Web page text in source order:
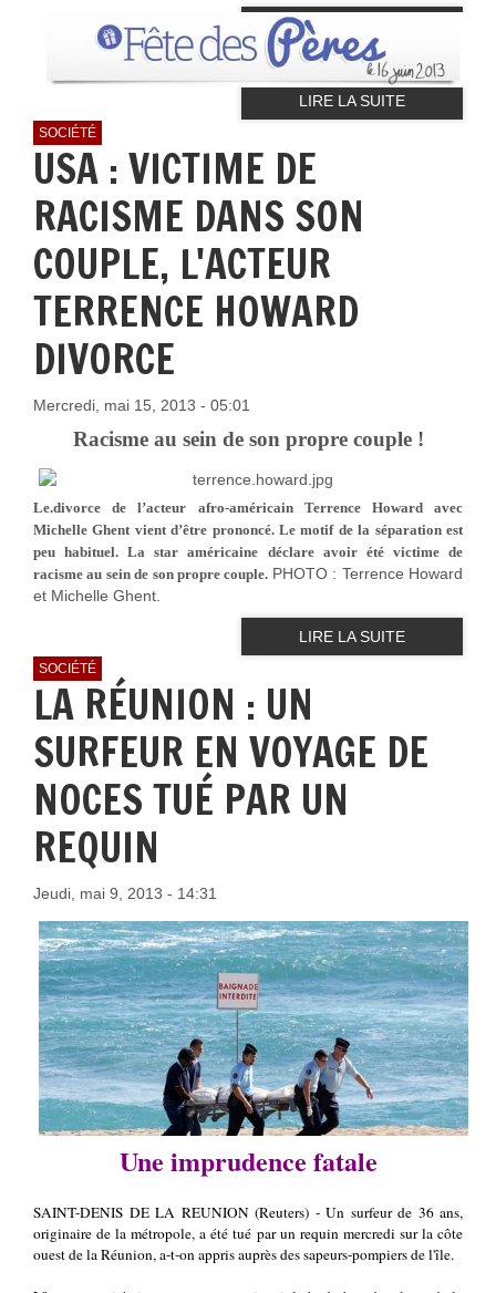
LIRE LA SUITE
SOCIÉTÉ
USA : VICTIME DE
RACISME DANS SON
COUPLE, L'ACTEUR
TERRENCE HOWARD
DIVORCE
Mercredi, mai 15, 2013 - 05:01
Racisme au sein de son propre couple !
Le.divorce de l’acteur afro-américain Terrence Howard avec
Michelle Ghent vient d’être prononcé. Le motif de la séparation est
peu habituel. La star américaine déclare avoir été victime de
racisme au sein de son propre couple. PHOTO : Terrence Howard
et Michelle Ghent.
LIRE LA SUITE
SOCIÉTÉ
LA RÉUNION : UN
SURFEUR EN VOYAGE DE
NOCES TUÉ PAR UN
REQUIN
Jeudi, mai 9, 2013 - 14:31
Une imprudence fatale
SAINT-DENIS DE LA REUNION (Reuters) - Un surfeur de 36 ans,
originaire de la métropole, a été tué par un requin mercredi sur la côte
ouest de la Réunion, a-t-on appris auprès des sapeurs-pompiers de l'île.